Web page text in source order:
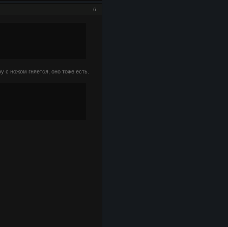
6
с ножом гняется, оно тоже есть.